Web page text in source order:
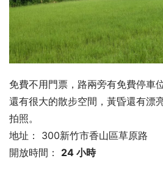
免費不用門票，路兩旁有免費停車
還有很大的散步空間，黃昏還有漂
拍照。
地址： 300新竹市香山區草原路
開放時間： 24 小時